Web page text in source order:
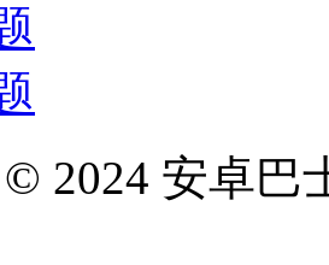
2024 安卓巴